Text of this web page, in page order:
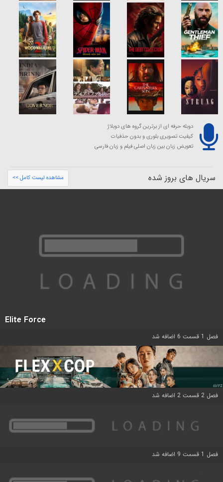
دوبله حرفه ای از برترین گروه های دوبلاژ
کیفیت تصویری بلوری و بدون حذفیات
تعویض زبان بین زبان اصلی فیلم و زبان فارسی
سریال های بروز شده مشاهده لیست کامل >>
Elite Force
فصل 1 قسمت 6 اضافه شد
فصل 2 قسمت 2 اضافه شد
فصل 1 قسمت 9 اضافه شد